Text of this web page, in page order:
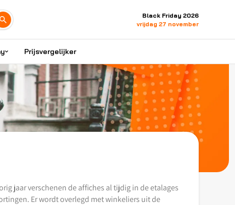
Black Friday 2026
vrijdag 27 november
Prijsvergelijker
jaar verschenen de affiches al tijdig in de etalages
Er wordt overlegd met winkeliers uit de